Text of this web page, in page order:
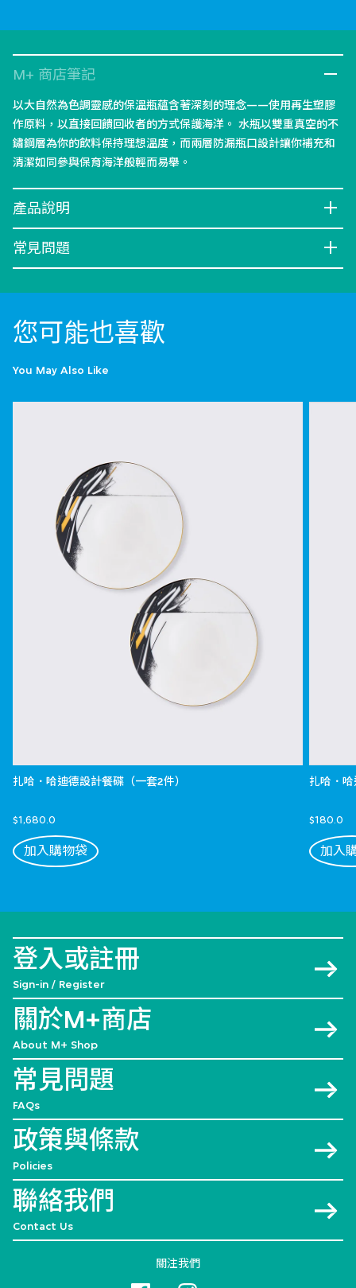
M+ 商店筆記
以大自然為色調靈感的保溫瓶蘊含著深刻的理念——使用再生塑膠
作原料，以直接回饋回收者的方式保護海洋。 水瓶以雙重真空的不
鏽鋼層為你的飲料保持理想溫度，而兩層防漏瓶口設計讓你補充和
清潔如同參與保育海洋般輕而易舉。
產品說明
常見問題
您可能也喜歡
You May Also Like
扎哈．哈迪德設計餐碟（一套2件）
$1,680.0
加入購物袋
扎哈．
$180.0
加入
登入或註冊
Sign-in / Register
關於M+商店
About M+ Shop
常見問題
FAQs
政策與條款
Policies
聯絡我們
Contact Us
關注我們